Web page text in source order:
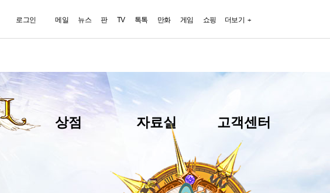
로그인 메일 뉴스 판 TV 톡톡 만화 게임 쇼핑 더보기
상점 자료실 고객센터